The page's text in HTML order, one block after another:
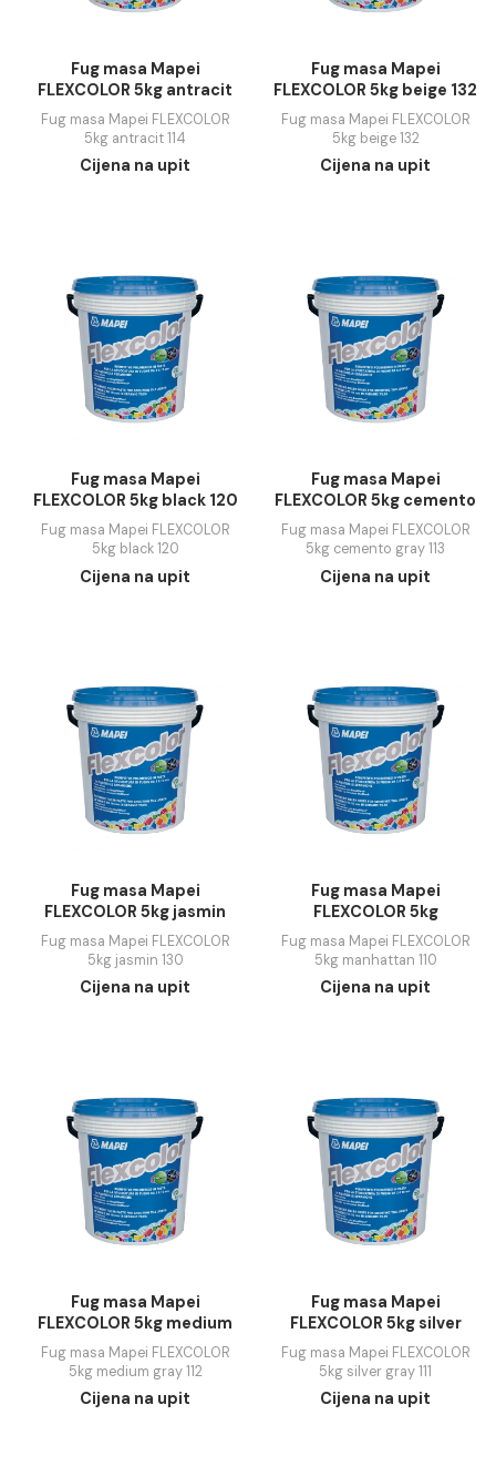
Fug masa Mapei
Cijena na upit
Fug masa Mapei
Cijena na upit
Fug masa Mapei FLEXCOLOR
5kg black 120
Cijena na upit
Fug masa Mapei
5kg cemento gray 113
Cijena na upit
FLEXCOLOR 5kg jasmin
130
Fug masa Mapei FLEXCOLOR
5kg jasmin 130
Cijena na upit
FLEXCOLOR 5kg
manhattan 110
Fug masa Mapei
5kg manhattan 110
Cijena na upit